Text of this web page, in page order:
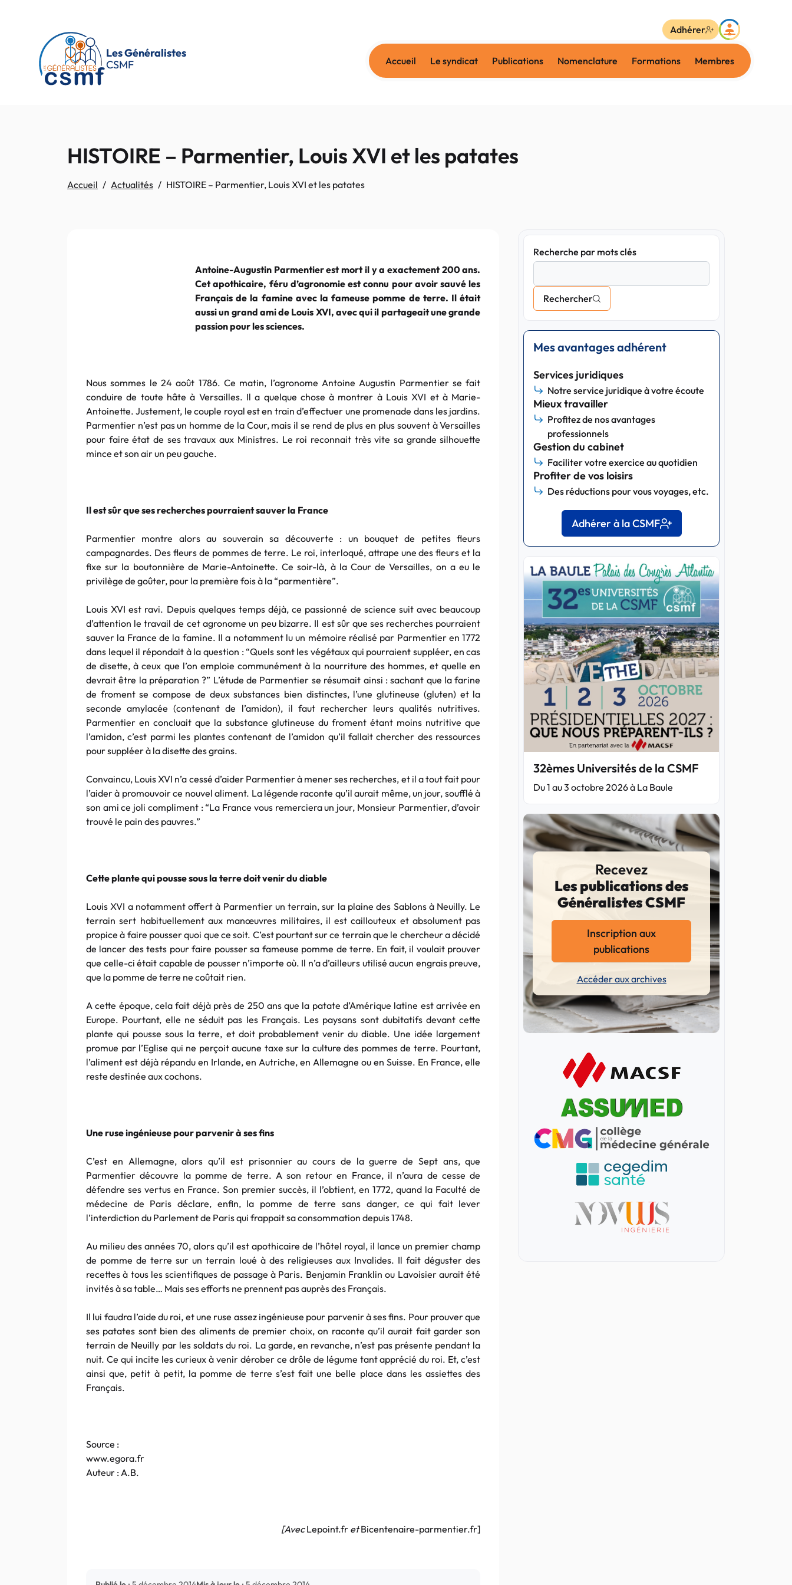
Les Généralistes
CSMF
Accueil Le syndicat Publications Nomenclature Formations Membres
Adhérer
HISTOIRE – Parmentier, Louis XVI et les patates
Accueil Actualités HISTOIRE – Parmentier, Louis XVI et les patates
Antoine-Augustin Parmentier est mort il y a exactement 200 ans.
Cet apothicaire, féru d’agronomie est connu pour avoir sauvé les
Français de la famine avec la fameuse pomme de terre. Il était
aussi un grand ami de Louis XVI, avec qui il partageait une grande
passion pour les sciences.
Nous sommes le 24 août 1786. Ce matin, l’agronome Antoine Augustin Parmentier se fait
conduire de toute hâte à Versailles. Il a quelque chose à montrer à Louis XVI et à Marie-
Antoinette. Justement, le couple royal est en train d’effectuer une promenade dans les jardins.
Parmentier n’est pas un homme de la Cour, mais il se rend de plus en plus souvent à Versailles
pour faire état de ses travaux aux Ministres. Le roi reconnait très vite sa grande silhouette
mince et son air un peu gauche.
Il est sûr que ses recherches pourraient sauver la France
Parmentier montre alors au souverain sa découverte : un bouquet de petites fleurs
campagnardes. Des fleurs de pommes de terre. Le roi, interloqué, attrape une des fleurs et la
fixe sur la boutonnière de Marie-Antoinette. Ce soir-là, à la Cour de Versailles, on a eu le
privilège de goûter, pour la première fois à la “parmentière”.
Louis XVI est ravi. Depuis quelques temps déjà, ce passionné de science suit avec beaucoup
d’attention le travail de cet agronome un peu bizarre. Il est sûr que ses recherches pourraient
sauver la France de la famine. Il a notamment lu un mémoire réalisé par Parmentier en 1772
dans lequel il répondait à la question : “Quels sont les végétaux qui pourraient suppléer, en cas
de disette, à ceux que l’on emploie communément à la nourriture des hommes, et quelle en
devrait être la préparation ?” L’étude de Parmentier se résumait ainsi : sachant que la farine
de froment se compose de deux substances bien distinctes, l’une glutineuse (gluten) et la
seconde amylacée (contenant de l’amidon), il faut rechercher leurs qualités nutritives.
Parmentier en concluait que la substance glutineuse du froment étant moins nutritive que
l’amidon, c’est parmi les plantes contenant de l’amidon qu’il fallait chercher des ressources
pour suppléer à la disette des grains.
Convaincu, Louis XVI n’a cessé d’aider Parmentier à mener ses recherches, et il a tout fait pour
l’aider à promouvoir ce nouvel aliment. La légende raconte qu’il aurait même, un jour, soufflé à
son ami ce joli compliment : “La France vous remerciera un jour, Monsieur Parmentier, d’avoir
trouvé le pain des pauvres.”
Cette plante qui pousse sous la terre doit venir du diable
Louis XVI a notamment offert à Parmentier un terrain, sur la plaine des Sablons à Neuilly. Le
terrain sert habituellement aux manœuvres militaires, il est caillouteux et absolument pas
propice à faire pousser quoi que ce soit. C’est pourtant sur ce terrain que le chercheur a décidé
de lancer des tests pour faire pousser sa fameuse pomme de terre. En fait, il voulait prouver
que celle-ci était capable de pousser n’importe où. Il n’a d’ailleurs utilisé aucun engrais preuve,
que la pomme de terre ne coûtait rien.
A cette époque, cela fait déjà près de 250 ans que la patate d’Amérique latine est arrivée en
Europe. Pourtant, elle ne séduit pas les Français. Les paysans sont dubitatifs devant cette
plante qui pousse sous la terre, et doit probablement venir du diable. Une idée largement
promue par l’Eglise qui ne perçoit aucune taxe sur la culture des pommes de terre. Pourtant,
l’aliment est déjà répandu en Irlande, en Autriche, en Allemagne ou en Suisse. En France, elle
reste destinée aux cochons.
Une ruse ingénieuse pour parvenir à ses fins
C’est en Allemagne, alors qu’il est prisonnier au cours de la guerre de Sept ans, que
Parmentier découvre la pomme de terre. A son retour en France, il n’aura de cesse de
défendre ses vertus en France. Son premier succès, il l’obtient, en 1772, quand la Faculté de
médecine de Paris déclare, enfin, la pomme de terre sans danger, ce qui fait lever
l’interdiction du Parlement de Paris qui frappait sa consommation depuis 1748.
Au milieu des années 70, alors qu’il est apothicaire de l’hôtel royal, il lance un premier champ
de pomme de terre sur un terrain loué à des religieuses aux Invalides. Il fait déguster des
recettes à tous les scientifiques de passage à Paris. Benjamin Franklin ou Lavoisier aurait été
invités à sa table… Mais ses efforts ne prennent pas auprès des Français.
Il lui faudra l’aide du roi, et une ruse assez ingénieuse pour parvenir à ses fins. Pour prouver que
ses patates sont bien des aliments de premier choix, on raconte qu’il aurait fait garder son
terrain de Neuilly par les soldats du roi. La garde, en revanche, n’est pas présente pendant la
nuit. Ce qui incite les curieux à venir dérober ce drôle de légume tant apprécié du roi. Et, c’est
ainsi que, petit à petit, la pomme de terre s’est fait une belle place dans les assiettes des
Français.
Source :
www.egora.fr
Auteur : A.B.
[AvecLepoint.fr etBicentenaire-parmentier.fr]
Recherche par mots clés
Rechercher
Mes avantages adhérent
Services juridiques
Notre service juridique à votre écoute
Mieux travailler
Profitez de nos avantages
professionnels
Gestion du cabinet
Faciliter votre exercice au quotidien
Profiter de vos loisirs
Des réductions pour vous voyages, etc.
Adhérer à la CSMF
32èmes Universités de la CSMF
Du 1 au 3 octobre 2026 à La Baule
Recevez
Les publications des
Généralistes CSMF
Inscription aux
publications
Accéder aux archives